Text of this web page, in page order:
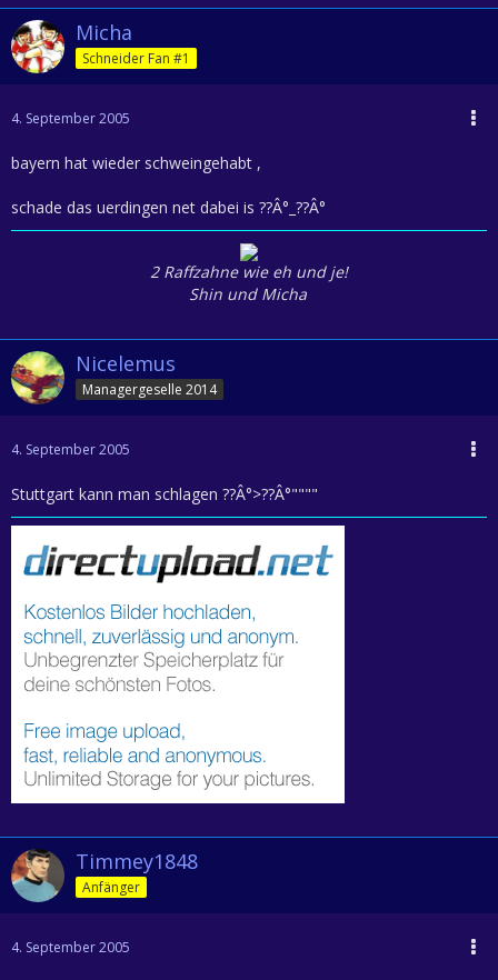
Micha
Schneider Fan #1
4. September 2005
bayern hat wieder schweingehabt ,
schade das uerdingen net dabei is ??Â°_??Â°
2 Raffzahne wie eh und je!
Shin und Micha
Nicelemus
Managergeselle 2014
4. September 2005
Stuttgart kann man schlagen ??Â°>??Â°""""
Timmey1848
Anfänger
4. September 2005